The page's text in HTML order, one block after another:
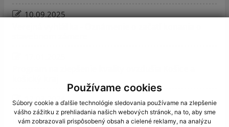
Používame cookies
Súbory cookie a ďalšie technológie sledovania používame na zlepšenie
vášho zážitku z prehliadania našich webových stránok, na to, aby sme
vám zobrazovali prispôsobený obsah a cielené reklamy, na analýzu
10.09.2025
12.03.2024
Oznámenie o zmene navrhovanej činnosti -
Inštalácia zmiešavacej stanice